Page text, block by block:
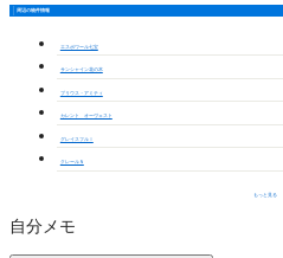
周辺の物件情報
エスポワール七宝
サンシャイン花の木
プリウス・アミティ
カレント オーヴェスト
グレイスフルⅠ
クレールＮ
もっと見る
自分メモ